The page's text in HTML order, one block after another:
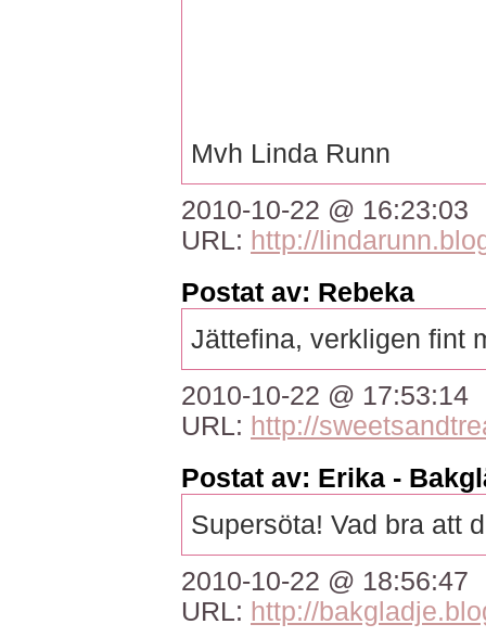
Mvh Linda Runn
2010-10-22 @ 16:23:03
URL: http://
Postat av: Rebeka
Jättefina, verkligen fint
2010-10-22 @ 17:53:14
URL: http://
Postat av: Erika -
Supersöta! Vad bra att
2010-10-22 @ 18:56:47
URL: http://